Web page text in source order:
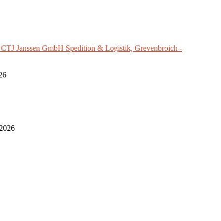
Janssen GmbH Spedition & Logistik, Grevenbroich -